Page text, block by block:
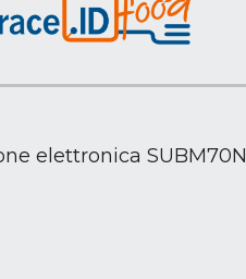
elettronica SUBM70N